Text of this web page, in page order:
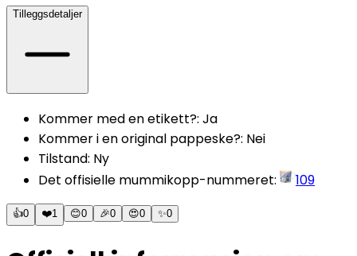
Tilleggsdetaljer
Kommer med en etikett?: Ja
Kommer i en original pappeske?: Nei
Tilstand: Ny
Det offisielle mummikopp-nummeret: 109
👍0 ❤️1 😊0 🎉0 😍0 ✨0